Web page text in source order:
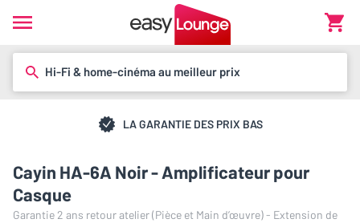
Hi-Fi & home-cinéma au meilleur prix
LA GARANTIE DES PRIX BAS
Cayin HA-6A Noir - Amplificateur pour
Casque
Garantie 2 ans retour atelier (Pièce et Main d’œuvre) - Extension de